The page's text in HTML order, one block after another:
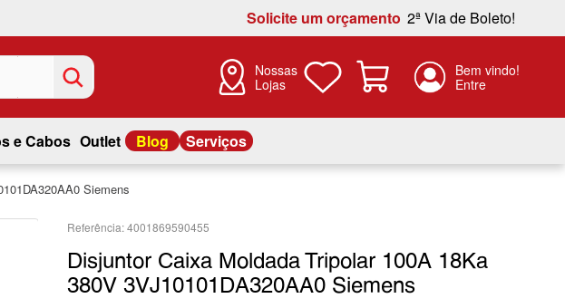
Solicite um orçamento 2ª Via de Boleto!
Nossas
Lojas
e Cabos Outlet Blog Serviços
Siemens
4001869590455
Disjuntor Caixa Moldada Tripolar 100A 18Ka
380V 3VJ10101DA320AA0 Siemens